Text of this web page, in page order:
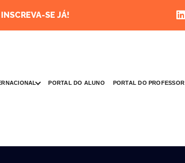
SE JÁ!
PORTAL DO ALUNO PORTAL DO PROFESSOR